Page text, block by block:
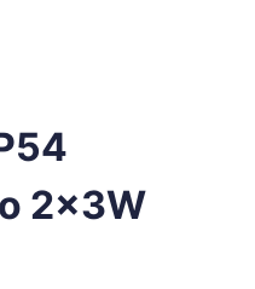
2x3W